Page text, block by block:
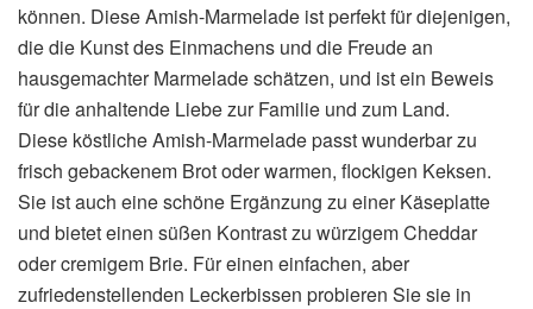
können. Diese Amish-Marmelade ist perfekt für diejenigen,
die die Kunst des Einmachens und die Freude an
hausgemachter Marmelade schätzen, und ist ein Beweis
für die anhaltende Liebe zur Familie und zum Land.
Diese köstliche Amish-Marmelade passt wunderbar zu
frisch gebackenem Brot oder warmen, flockigen Keksen.
Sie ist auch eine schöne Ergänzung zu einer Käseplatte
und bietet einen süßen Kontrast zu würzigem Cheddar
oder cremigem Brie. Für einen einfachen, aber
zufriedenstellenden Leckerbissen probieren Sie sie in